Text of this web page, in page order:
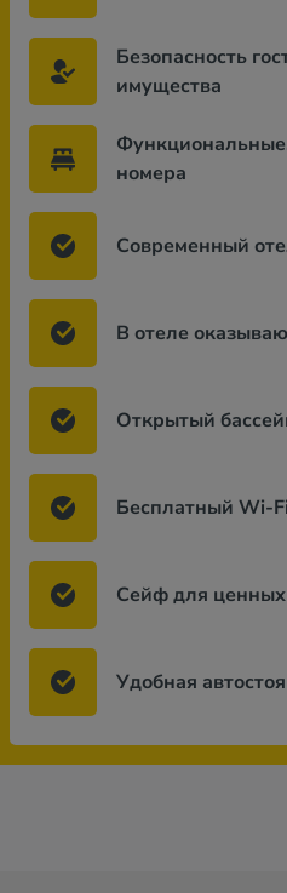
Безопасность
имущества
номера
Современный
В отеле
Открытый
Бесплатный Wi-Fi
Сейф для
Удобная